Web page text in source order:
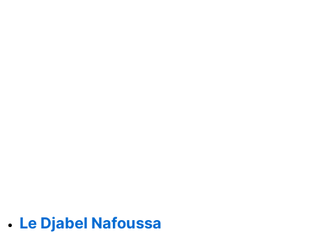
Le Djabel Nafoussa